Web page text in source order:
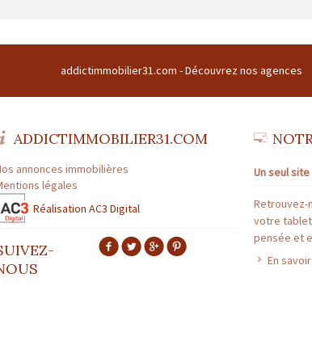
: HAUTE-GARONNE | Capital : 8 000 € | Caisse
addictimmobilier31.com -Découvrez nos agences
ADDICTIMMOBILIER31.COM
annonces immobilières
légales
Réalisation AC3 Digital
Un seul
Retrouvez-
votre
pensée et
En